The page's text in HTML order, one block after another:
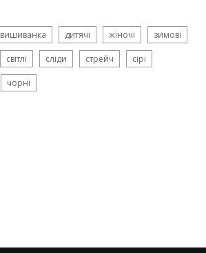
вишиванка дитячі жіночі зимові
світлі сліди стрейч сірі
чорні